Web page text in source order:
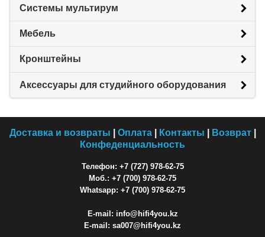
Системы мультирум
Мебель
Кронштейны
Аксессуары для студийного оборудования
Доставка и возвраты Оплата| Контакты Возврат|
Конфеденциальность
Телефон: +7 (727) 978-62-75
Моб.: +7 (700) 978-62-75
Whatsapp: +7 (700) 978-62-75
E-mail: info@hifi4you.kz
E-mail: sa007@hifi4you.kz